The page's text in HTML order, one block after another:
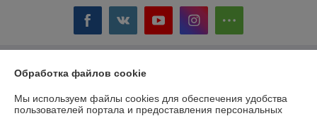
Информация для покупателя
Юридическое лицо:ЧТУП «БелТоргХолод»
220036, Республика Беларусь, г.Минск, пер. Домашевский, 9-9
Обработка файлов cookie
Мы используем файлы cookies для обеспечения удобства
пользователей портала и предоставления персональных